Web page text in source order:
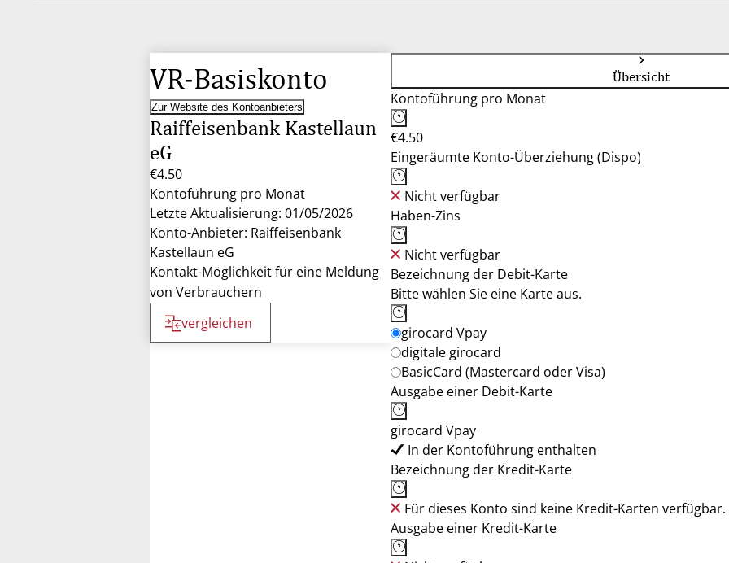
VR-Basiskonto
Zur Website des Kontoanbieters
Raiffeisenbank Kastellaun
eG
€4.50
Kontoführung pro Monat
Letzte Aktualisierung: 01/05/2026
Konto-Anbieter: Raiffeisenbank
Kastellaun eG
Kontakt-Möglichkeit für eine Meldung
von Verbrauchern
vergleichen
Übersicht
Kontoführung pro Monat
€4.50
Eingeräumte Konto-Überziehung (Dispo)
Nicht verfügbar
Haben-Zins
Nicht verfügbar
Bezeichnung der Debit-Karte
Bitte wählen Sie eine Karte aus.
girocard Vpay
digitale girocard
BasicCard (Mastercard oder Visa)
Ausgabe einer Debit-Karte
girocard Vpay
In der Kontoführung enthalten
Bezeichnung der Kredit-Karte
Für dieses Konto sind keine Kredit-Karten verfügbar.
Ausgabe einer Kredit-Karte